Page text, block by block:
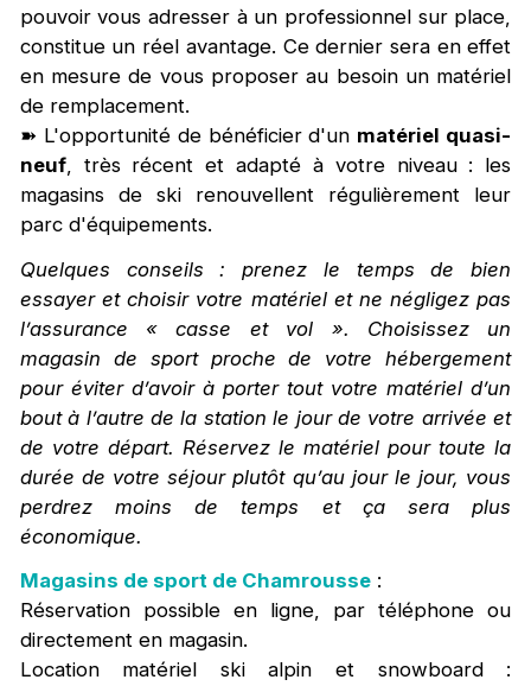
pouvoir vous adresser à un professionnel sur place,
constitue un réel avantage. Ce dernier sera en effet
en mesure de vous proposer au besoin un matériel
de remplacement.
➽ L'opportunité de bénéficier d'un matériel quasi-
neuf, très récent et adapté à votre niveau : les
magasins de ski renouvellent régulièrement leur
parc d'équipements.
Quelques conseils : prenez le temps de bien
essayer et choisir votre matériel et ne négligez pas
l’assurance « casse et vol ». Choisissez un
magasin de sport proche de votre hébergement
pour éviter d’avoir à porter tout votre matériel d’un
bout à l’autre de la station le jour de votre arrivée et
de votre départ. Réservez le matériel pour toute la
durée de votre séjour plutôt qu’au jour le jour, vous
perdrez moins de temps et ça sera plus
économique.
Magasins de sport de Chamrousse:
Réservation possible en ligne, par téléphone ou
directement en magasin.
Location matériel ski alpin et snowboard :